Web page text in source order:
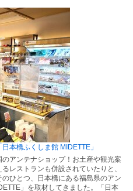
本橋ふくしま館 MIDETTE」
アンテナショップ！お土産や観光案
レストランも併設されていたりと、
ひとつ、日本橋にある福島県のアン
」を取材してきました。「日本